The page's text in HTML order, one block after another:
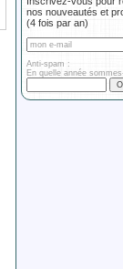
nos nouveautés et
(4 fois par an)
Anti-spam :
En quelle année